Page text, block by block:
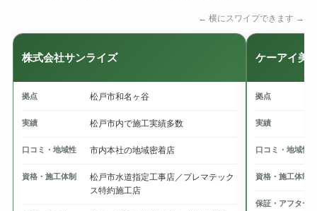
← 横にスワイプできます →
株式会社サンライズ
拠点 松戸市和名ヶ谷
実績 松戸市内で施工実績多数
口コミ・地域性 市内本社の地域密着店
資格・施工体制
松戸市水道指定工事店／プレマテック
ス特約施工店
ケーアイ美
拠点
実績
口コミ・地域性
資格・施工体制
保証・アフター